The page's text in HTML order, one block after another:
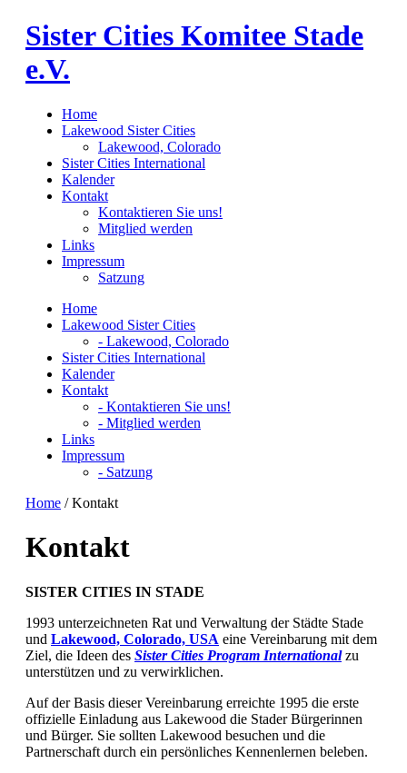
Skip
to
content
Sister Cities Komitee Stade
e.V.
Home
Lakewood Sister Cities
Lakewood, Colorado
Sister Cities International
Kalender
Kontakt
Kontaktieren Sie uns!
Mitglied werden
Links
Impressum
Satzung
Home
Lakewood Sister Cities
- Lakewood, Colorado
Sister Cities International
Kalender
Kontakt
- Kontaktieren Sie uns!
- Mitglied werden
Links
Impressum
- Satzung
Home /Kontakt
Kontakt
SISTER CITIES IN STADE
1993 unterzeichneten Rat und Verwaltung der Städte Stade
und Lakewood, Colorado, USA eine Vereinbarung mit dem
Ziel, die Ideen des Sister Cities Program Internationalzu
unterstützen und zu verwirklichen.
Auf der Basis dieser Vereinbarung erreichte 1995 die erste
offizielle Einladung aus Lakewood die Stader Bürgerinnen
und Bürger. Sie sollten Lakewood besuchen und die
Partnerschaft durch ein persönliches Kennenlernen beleben.